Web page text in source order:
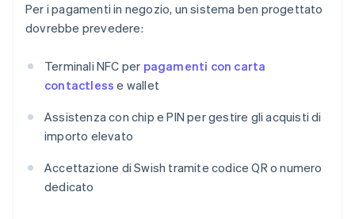
Per i pagamenti in negozio, un sistema ben progettato
dovrebbe prevedere:
Terminali NFC per pagamenti con carta
contactless e wallet
Assistenza con chip e PIN per gestire gli acquisti di
importo elevato
Accettazione di Swish tramite codice QR o numero
dedicato